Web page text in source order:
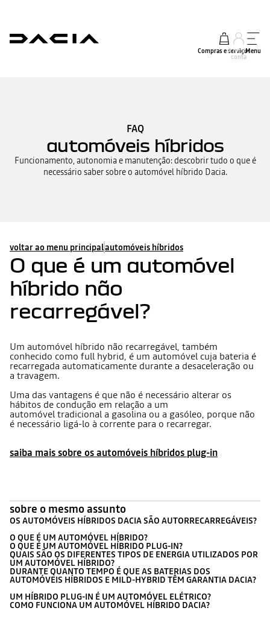
Compras e serviços
A minha
conta
Menu
FAQ
automóveis híbridos
Funcionamento, autonomia e manutenção: descobrir tudo o que é
necessário saber sobre o automóvel híbrido Dacia.
voltar ao menu principalautomóveis híbridos
O que é um automóvel
híbrido não
recarregável?
Um automóvel híbrido não recarregável, também
conhecido como full hybrid, é um automóvel cuja bateria é
recarregada automaticamente durante a desaceleração ou
a travagem.
Uma das vantagens é que não é necessário alterar os
hábitos de condução em relação a um
automóvel tradicional a gasolina ou a gasóleo, porque não
é necessário ligá-lo à corrente para o recarregar.
saiba mais sobre os automóveis híbridos plug-in
sobre o mesmo assunto
OS AUTOMÓVEIS HÍBRIDOS DACIA SÃO AUTORRECARREGÁVEIS?
O QUE É UM AUTOMÓVEL HÍBRIDO?
O QUE É UM AUTOMÓVEL HÍBRIDO PLUG-IN?
QUAIS SÃO OS DIFERENTES TIPOS DE ENERGIA UTILIZADOS POR
UM AUTOMÓVEL HÍBRIDO?
DURANTE QUANTO TEMPO É QUE AS BATERIAS DOS
AUTOMÓVEIS HÍBRIDOS E MILD-HYBRID TÊM GARANTIA DACIA?
UM HÍBRIDO PLUG-IN É UM AUTOMÓVEL ELÉTRICO?
COMO FUNCIONA UM AUTOMÓVEL HÍBRIDO DACIA?